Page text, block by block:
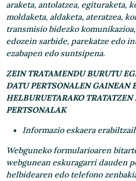
araketa, antolatzea, egituraketa,
moldaketa, aldaketa, ateratzea,
transmisio bidezko
edozein sarbide, parekatze edo
ezabapen edo suntsipena.
ZEIN TRATAMENDU BURUTU
DATU PERTSONALEN GAINEAN
HELBURUETARAKO
PERTSONALAK
Informazio eskaera
Webguneko formularioaren
webgunean eskuragarri dauden
helbidearen edo telefono